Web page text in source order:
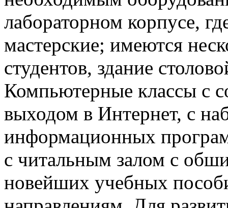
лабораторном корпусе,
мастерские; имеются
студентов, здание
Компьютерные классы с
выходом в Интернет, с
информационных
с читальным залом с
новейших учебных